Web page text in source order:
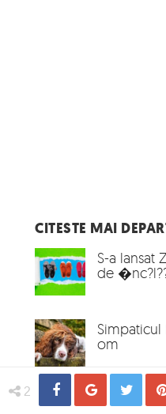
2 Share
CITESTE MAI
S-a lansat
de
Simpaticul
om
De tot